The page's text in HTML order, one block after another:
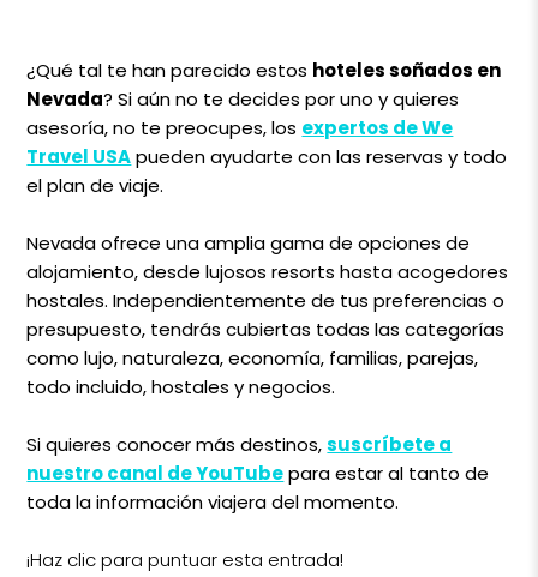
¿Qué tal te han parecido estos hoteles soñados en
Nevada? Si aún no te decides por uno y quieres
asesoría, no te preocupes, los expertos de We
Travel USA pueden ayudarte con las reservas y todo
el plan de viaje.
Nevada ofrece una amplia gama de opciones de
alojamiento, desde lujosos resorts hasta acogedores
hostales. Independientemente de tus preferencias o
presupuesto, tendrás cubiertas todas las categorías
como lujo, naturaleza, economía, familias, parejas,
todo incluido, hostales y negocios.
Si quieres conocer más destinos,suscríbete a
nuestro canal de YouTube para estar al tanto de
toda la información viajera del momento.
¡Haz clic para puntuar esta entrada!